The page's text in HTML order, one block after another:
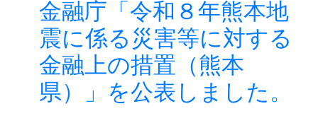
金融庁「令和８年熊本地
震に係る災害等に対する
金融上の措置（熊本
県）」を公表しました。